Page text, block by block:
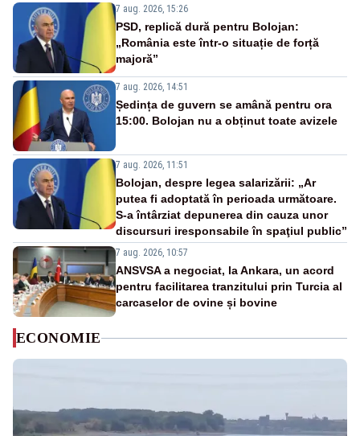
7 aug. 2026, 15:26
PSD, replică dură pentru Bolojan:
„România este într-o situație de forță
majoră”
7 aug. 2026, 14:51
Ședința de guvern se amână pentru ora
15:00. Bolojan nu a obținut toate avizele
7 aug. 2026, 11:51
Bolojan, despre legea salarizării: „Ar
putea fi adoptată în perioada următoare.
S-a întârziat depunerea din cauza unor
discursuri iresponsabile în spaţiul public”
7 aug. 2026, 10:57
ANSVSA a negociat, la Ankara, un acord
pentru facilitarea tranzitului prin Turcia al
carcaselor de ovine și bovine
ECONOMIE